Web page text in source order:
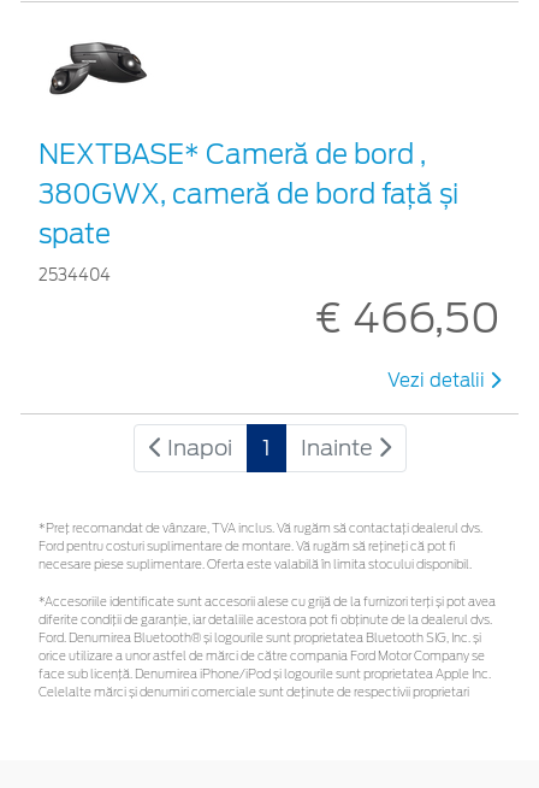
NEXTBASE* Cameră de bord ,
380GWX, cameră de bord față și
spate
2534404
€ 466,50
Vezi detalii
Inapoi 1 Inainte
*Preţ recomandat de vânzare, TVA inclus. Vă rugăm să contactaţi dealerul dvs.
Ford pentru costuri suplimentare de montare. Vă rugăm să rețineți că pot fi
necesare piese suplimentare. Oferta este valabilă în limita stocului disponibil.
*Accesoriile identificate sunt accesorii alese cu grijă de la furnizori terți și pot avea
diferite condiții de garanție, iar detaliile acestora pot fi obținute de la dealerul dvs.
Ford. Denumirea Bluetooth® și logourile sunt proprietatea Bluetooth SIG, Inc. și
orice utilizare a unor astfel de mărci de către compania Ford Motor Company se
face sub licență. Denumirea iPhone/iPod și logourile sunt proprietatea Apple Inc.
Celelalte mărci și denumiri comerciale sunt deținute de respectivii proprietari